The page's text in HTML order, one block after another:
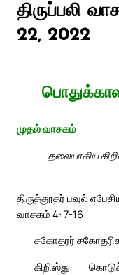
திருப்பலி
22, 2022
முதல் வாசகம்
தலையாகிய
திருத்தூதர் பவுல்
வாசகம் 4: 7-16
சகோதரர்
கிறிஸ்து